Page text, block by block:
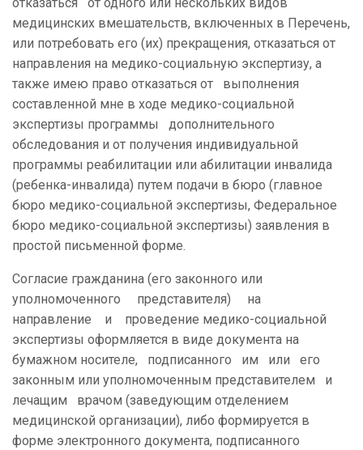
медицинских вмешательств, включенных в Перечень,
или потребовать его (их) прекращения, отказаться от
направления на медико-социальную экспертизу, а
также имею право отказаться от выполнения
составленной мне в ходе медико-социальной
экспертизы программы дополнительного
обследования и от получения индивидуальной
программы реабилитации или абилитации инвалида
(ребенка-инвалида) путем подачи в бюро (главное
бюро медико-социальной экспертизы, Федеральное
бюро медико-социальной экспертизы) заявления в
простой письменной форме.
Согласие гражданина (его законного или
уполномоченного представителя) на
направление и проведение медико-социальной
экспертизы оформляется в виде документа на
бумажном носителе, подписанного им или его
законным или уполномоченным представителем и
лечащим врачом (заведующим отделением
медицинской организации), либо формируется в
форме электронного документа, подписанного